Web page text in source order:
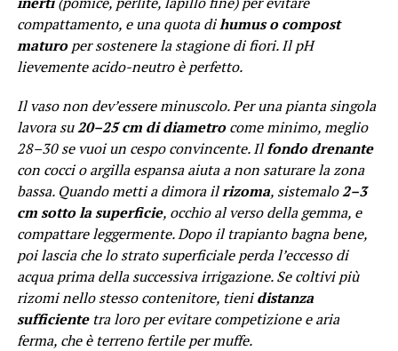
compattamento, e una quota dihumus o compost
maturoper sostenere la stagione di fiori. Il pH
lievemente acido-neutro è perfetto.
Il vaso non dev’essere minuscolo. Per una pianta singola
lavora su20–25 cm di diametrocome minimo, meglio
28–30 se vuoi un cespo convincente. Ilfondo drenante
con cocci o argilla espansa aiuta a non saturare la zona
bassa. Quando metti a dimora ilrizoma, sistemalo2–3
cm sotto la superficie, occhio al verso della gemma, e
compattare leggermente. Dopo il trapianto bagna bene,
poi lascia che lo strato superficiale perda l’eccesso di
acqua prima della successiva irrigazione. Se coltivi più
rizomi nello stesso contenitore, tienidistanza
sufficientetra loro per evitare competizione e aria
ferma, che è terreno fertile per muffe.